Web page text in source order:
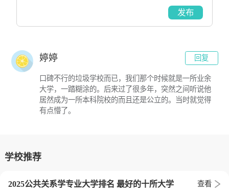
发布
婷婷 回复
口碑不行的垃圾学校而已，我们那个时候就是一所业余
大学，一踏糊涂的。后来过了很多年，突然之间听说他
居然成为一所本科院校的而且还是公立的。当时就觉得
有点懵了。
学校推荐
2025公共关系学专业大学排名 最好的十所大学 查看